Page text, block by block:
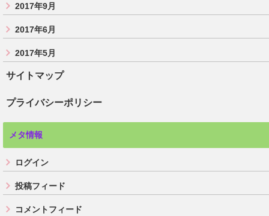
2017年9月
2017年6月
2017年5月
サイトマップ
プライバシーポリシー
メタ情報
ログイン
投稿フィード
コメントフィード